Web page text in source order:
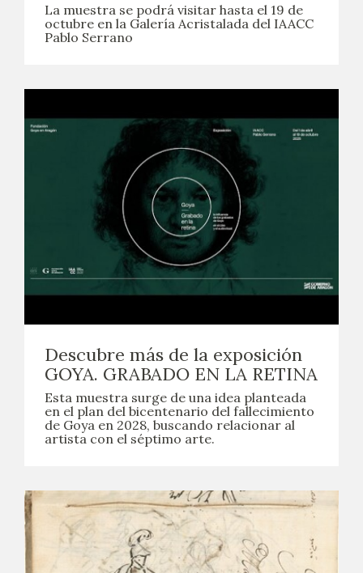
La muestra se podrá visitar hasta el 19 de
octubre en la Galería Acristalada del IAACC
Pablo Serrano
Descubre más de la exposición
GOYA. GRABADO EN LA RETINA
Esta muestra surge de una idea planteada
en el plan del bicentenario del fallecimiento
de Goya en 2028, buscando relacionar al
artista con el séptimo arte.